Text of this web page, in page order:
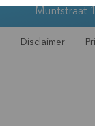
Muntstraat
Disclaimer